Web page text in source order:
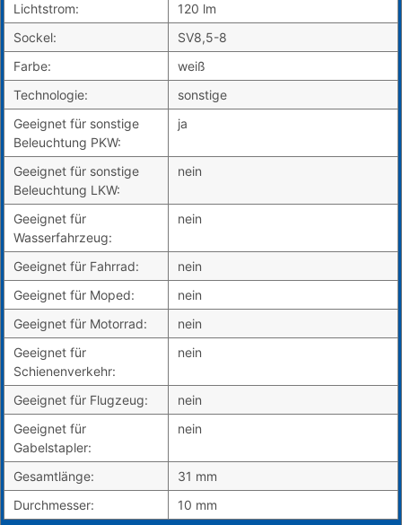
Lichtstrom:
120 lm
Sockel:
SV8,5-8
Farbe:
weiß
Technologie:
sonstige
Geeignet für sonstige
Beleuchtung PKW:
ja
Geeignet für sonstige
Beleuchtung LKW:
nein
Geeignet für
Wasserfahrzeug:
nein
Geeignet für Fahrrad:
nein
Geeignet für Moped:
nein
Geeignet für Motorrad:
nein
Geeignet für
Schienenverkehr:
nein
Geeignet für Flugzeug:
nein
Geeignet für
Gabelstapler:
nein
Gesamtlänge:
31 mm
Durchmesser:
10 mm